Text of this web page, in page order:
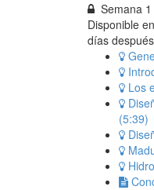
Semana
Disponible en
días
Los
(5:39)